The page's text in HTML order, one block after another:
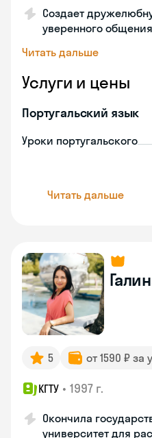
Создает
уверенного общения
Читать дальше
Услуги и цены
Португальский язык
Уроки португальского
Читать дальше
5 от 1590 ₽ за
КГТУ • 1997 г.
Окончила
университет для